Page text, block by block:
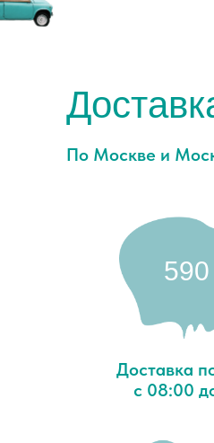
По Москве и
Доставка
с 08:00